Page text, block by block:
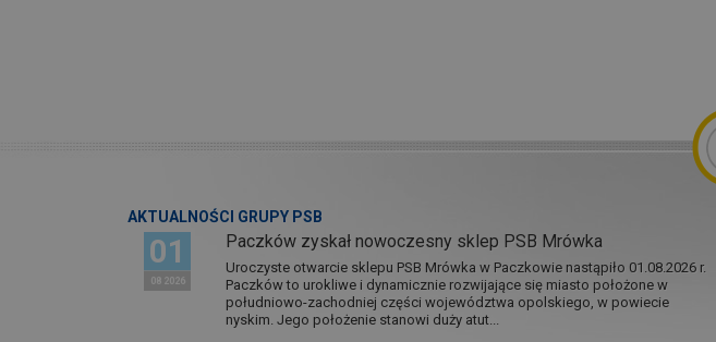
AKTUALNOŚCI GRUPY PSB
01
08 2026
Paczków zyskał nowoczesny sklep PSB Mrówka
Uroczyste otwarcie sklepu PSB Mrówka w Paczkowie nastąpiło 01.08.2026 r.
Paczków to urokliwe i dynamicznie rozwijające się miasto położone w
południowo-zachodniej części województwa opolskiego, w powiecie
nyskim. Jego położenie stanowi duży atut...